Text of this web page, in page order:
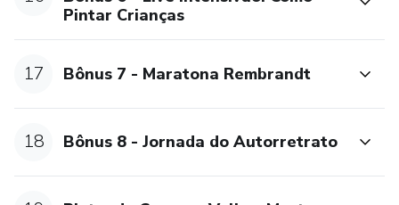
Pintar Crianças
17 Bônus 7 - Maratona Rembrandt
18 Bônus 8 - Jornada do Autorretrato